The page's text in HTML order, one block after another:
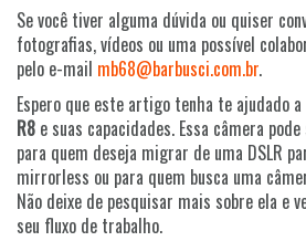
Se você tiver alguma dúvida ou quiser
fotografias, vídeos ou uma possível
pelo e-mail mb68@barbusci.com.br.
Espero que este artigo tenha te ajudado
R8 e suas capacidades. Essa câmera
para quem deseja migrar de uma DSLR
mirrorless ou para quem busca uma
Não deixe de pesquisar mais sobre ela e
seu fluxo de trabalho.